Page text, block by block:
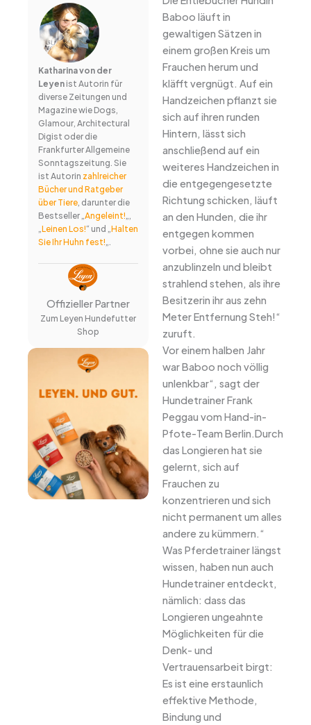
Katharina von der
Leyenist Autorin für
diverse Zeitungen und
Magazine wie Dogs,
Glamour, Architectural
Digist oder die
Frankfurter Allgemeine
Sonntagszeitung. Sie
ist Autorin zahlreicher
Bücher und Ratgeber
über Tiere, darunter die
Bestseller „Angeleint!„,
„Leinen Los!“ und „Halten
Sie Ihr Huhn fest!„.
Offizieller Partner
Zum Leyen Hundefutter
Shop
Baboo läuft in
gewaltigen Sätzen in
einem großen Kreis um
Frauchen herum und
kläfft vergnügt. Auf ein
Handzeichen pflanzt sie
sich auf ihren runden
Hintern, lässt sich
anschließend auf ein
weiteres Handzeichen in
die entgegengesetzte
Richtung schicken, läuft
an den Hunden, die ihr
entgegen kommen
vorbei, ohne sie auch nur
anzublinzeln und bleibt
strahlend stehen, als ihre
Besitzerin ihr aus zehn
Meter Entfernung Steh!“
zuruft.
Vor einem halben Jahr
war Baboo noch völlig
unlenkbar“, sagt der
Hundetrainer Frank
Peggau vom Hand-in-
Pfote-Team Berlin.Durch
das Longieren hat sie
gelernt, sich auf
Frauchen zu
konzentrieren und sich
nicht permanent um alles
andere zu kümmern.“
Was Pferdetrainer längst
wissen, haben nun auch
Hundetrainer entdeckt,
nämlich: dass das
Longieren ungeahnte
Möglichkeiten für die
Denk- und
Vertrauensarbeit birgt:
Es ist eine erstaunlich
effektive Methode,
Bindung und